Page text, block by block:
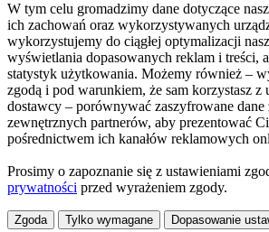
W tym celu gromadzimy dane dotyczące
ich zachowań oraz wykorzystywanych
wykorzystujemy do ciągłej optymalizacji
wyświetlania dopasowanych reklam i treści,
statystyk użytkowania. Możemy również –
zgodą i pod warunkiem, że sam korzystasz z
dostawcy – porównywać zaszyfrowane dane
zewnętrznych partnerów, aby prezentować
pośrednictwem ich kanałów reklamowych
Prosimy o zapoznanie się z ustawieniami
prywatności przed wyrażeniem zgody.
Zgoda Tylko wymagane Dopasowanie